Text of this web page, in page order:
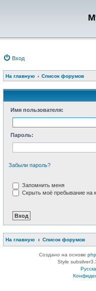
Вход
На главную Список форумов
Имя пользователя:
Пароль:
Забыли пароль?
Запомнить меня
Скрыть моё пребывание на
На главную Список форумов
Создано на основе
Style